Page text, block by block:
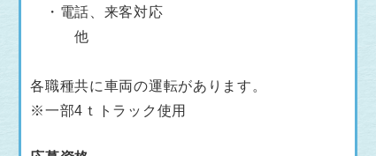
・電話、来客対応
他
各職種共に車両の運転があります。
※一部4ｔトラック使用